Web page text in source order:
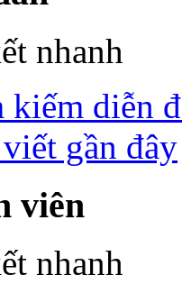
nhanh
kiếm diễn
gần đây
viên
nhanh